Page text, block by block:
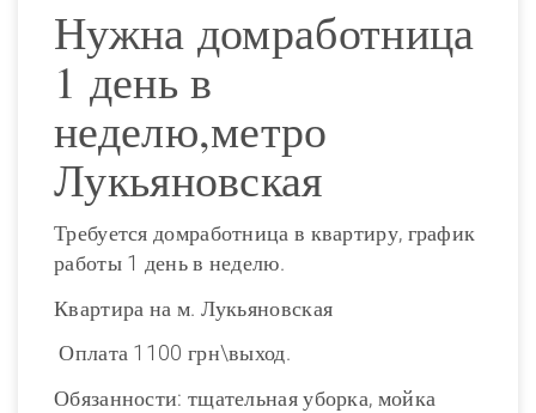
Нужна домработница
1 день в
неделю,метро
Лукьяновская
Требуется домработница в квартиру, график
работы 1 день в неделю.
Квартира на м. Лукьяновская
Оплата 1100 грн\выход.
Обязанности: тщательная уборка, мойка